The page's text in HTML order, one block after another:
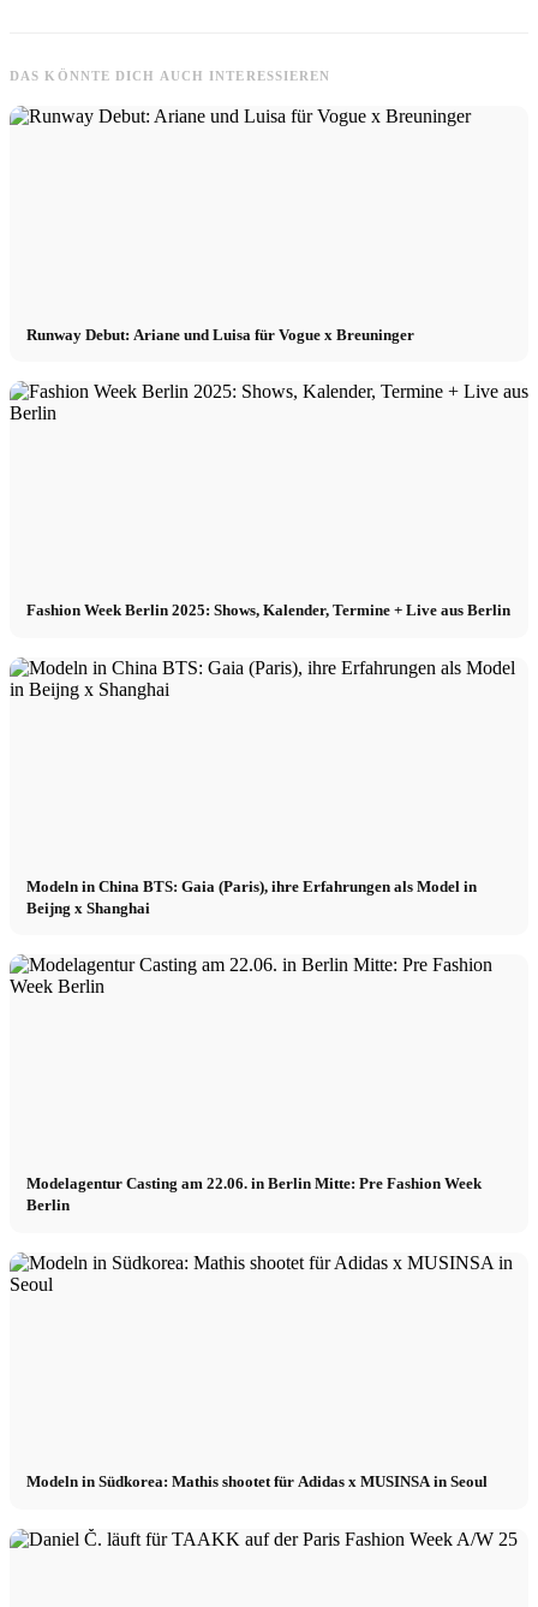
DAS KÖNNTE DICH AUCH INTERESSIEREN
Runway Debut: Ariane und Luisa für Vogue x Breuninger
Fashion Week Berlin 2025: Shows, Kalender, Termine + Live aus Berlin
Modeln in China BTS: Gaia (Paris), ihre Erfahrungen als Model in
Beijng x Shanghai
Modelagentur Casting am 22.06. in Berlin Mitte: Pre Fashion Week
Berlin
Modeln in Südkorea: Mathis shootet für Adidas x MUSINSA in Seoul